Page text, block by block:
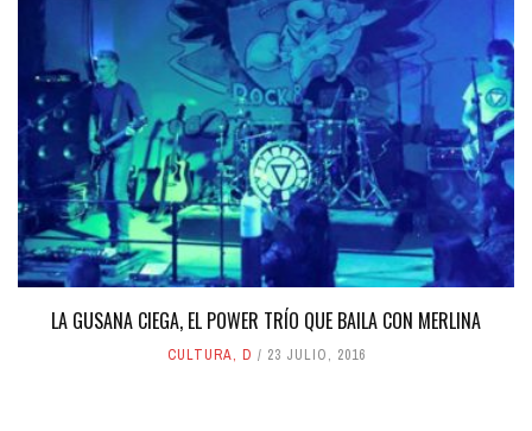
LA GUSANA CIEGA, EL POWER TRÍO QUE BAILA CON MERLINA
CULTURA, D 23 JULIO, 2016